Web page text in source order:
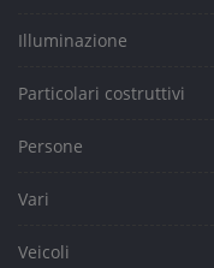
Illuminazione
Particolari costruttivi
Persone
Vari
Veicoli